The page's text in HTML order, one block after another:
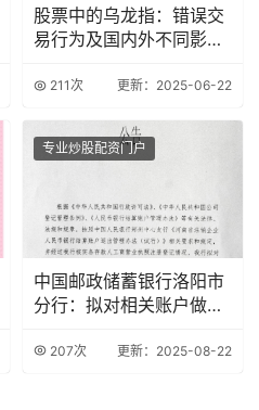
股票中的乌龙指：错误交
易行为及国内外不同影
211次 更新：2025-06-22
专业炒股配资门户
中国邮政储蓄银行洛阳市
分行：拟对相关账户做撤
207次 更新：2025-08-22